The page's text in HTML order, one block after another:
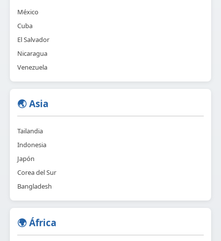
México
Cuba
El Salvador
Nicaragua
Venezuela
🌏 Asia
Tailandia
Indonesia
Japón
Corea del Sur
Bangladesh
🌍 África